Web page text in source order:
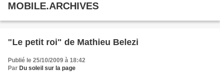
MOBILE.ARCHIVES
"Le petit roi" de Mathieu Belezi
Publié le 25/10/2009 à 18:42
Par Du soleil sur la page